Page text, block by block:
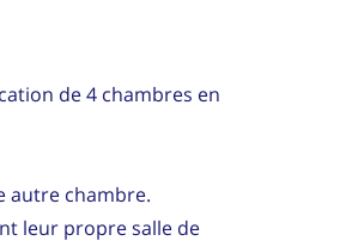
de 4 chambres en
autre chambre.
leur propre salle de